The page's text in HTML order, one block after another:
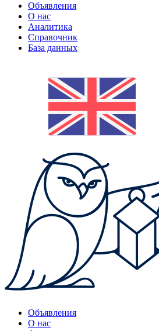
Объявления
О нас
Аналитика
Справочник
База данных
Объявления
О нас